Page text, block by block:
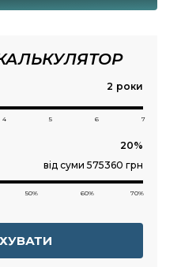
роки
4 5 6 7
від суми 575360 грн
50% 60% 70%